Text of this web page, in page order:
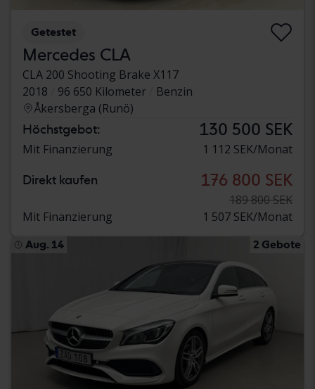
Getestet
Mercedes CLA
CLA 200 Shooting Brake X117
2018
96 650 Kilometer
Benzin
Åkersberga (Runö)
Höchstgebot: 130 500 SEK
Mit Finanzierung 1 112 SEK/Monat
Direkt kaufen 176 800 SEK
189 800 SEK
Mit Finanzierung
1 507 SEK/Monat
Aug. 14 2 Gebote